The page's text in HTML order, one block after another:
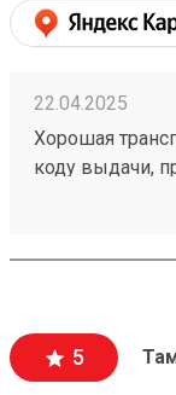
22.04.2025
Хорошая
коду выдачи,
5